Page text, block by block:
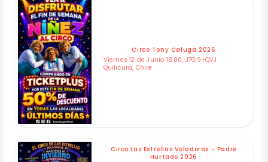
Circo Tony Caluga 2026
Viernes 12 de Junio 18:00, J7G9+QVJ
Quilicura, Chile
Circo Las Estrellas Voladoras - Padre
Hurtado 2026